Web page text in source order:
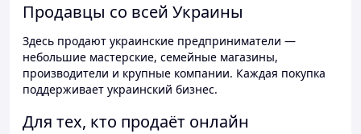
Продавцы со всей Украины
Здесь продают украинские предприниматели —
небольшие мастерские, семейные магазины,
производители и крупные компании. Каждая покупка
поддерживает украинский бизнес.
Для тех, кто продаёт онлайн